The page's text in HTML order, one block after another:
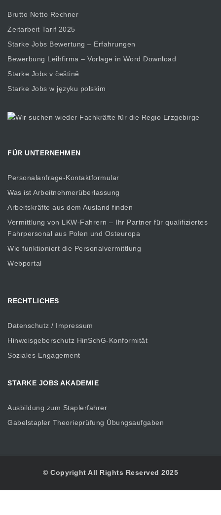
Brutto Netto Rechner
Zeitarbeit Tarif 2025
Starke Jobs Bewertung – Erfahrungen
Bewerbung Leihfirma – Vorlage in Word Download
Starke Jobs v češtině
Starke Jobs w języku polskim
FÜR UNTERNEHMEN
Personalanfrage-Kontaktformular
Was ist Arbeitnehmerüberlassung
Arbeitskräfte aus dem Ausland finden
Vermittlung von LKW-Fahrern – Ihr Partner für qualifiziertes
Fahrpersonal aus Polen und Osteuropa
Wie funktioniert die Personalvermittlung
Webportal
RECHTLICHES
Datenschutz / Impressum
Hinweisgeberschutz HinSchG-Konformität
Soziales Engagement
STARKE JOBS AKADEMIE
Ausbildung zum Staplerfahrer
Gabelstapler Theorieprüfung Übungsaufgaben
© Copyright All Rights Reserved 2025